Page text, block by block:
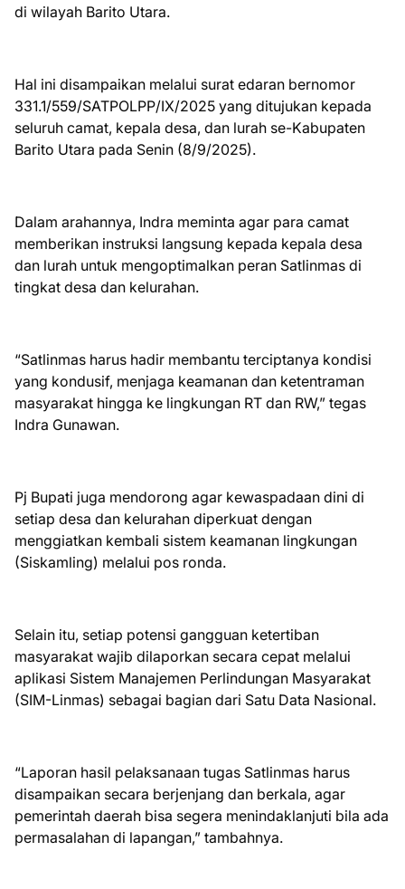
di wilayah Barito Utara.
Hal ini disampaikan melalui surat edaran bernomor
331.1/559/SATPOLPP/IX/2025 yang ditujukan kepada
seluruh camat, kepala desa, dan lurah se-Kabupaten
Barito Utara pada Senin (8/9/2025).
Dalam arahannya, Indra meminta agar para camat
memberikan instruksi langsung kepada kepala desa
dan lurah untuk mengoptimalkan peran Satlinmas di
tingkat desa dan kelurahan.
“Satlinmas harus hadir membantu terciptanya kondisi
yang kondusif, menjaga keamanan dan ketentraman
masyarakat hingga ke lingkungan RT dan RW,” tegas
Indra Gunawan.
Pj Bupati juga mendorong agar kewaspadaan dini di
setiap desa dan kelurahan diperkuat dengan
menggiatkan kembali sistem keamanan lingkungan
(Siskamling) melalui pos ronda.
Selain itu, setiap potensi gangguan ketertiban
masyarakat wajib dilaporkan secara cepat melalui
aplikasi Sistem Manajemen Perlindungan Masyarakat
(SIM-Linmas) sebagai bagian dari Satu Data Nasional.
“Laporan hasil pelaksanaan tugas Satlinmas harus
disampaikan secara berjenjang dan berkala, agar
pemerintah daerah bisa segera menindaklanjuti bila ada
permasalahan di lapangan,” tambahnya.